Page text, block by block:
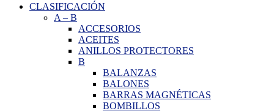
CLASIFICACIÓN
A – B
ACCESORIOS
ACEITES
ANILLOS PROTECTORES
B
BALANZAS
BALONES
BARRAS MAGNÉTICAS
BOMBILLOS